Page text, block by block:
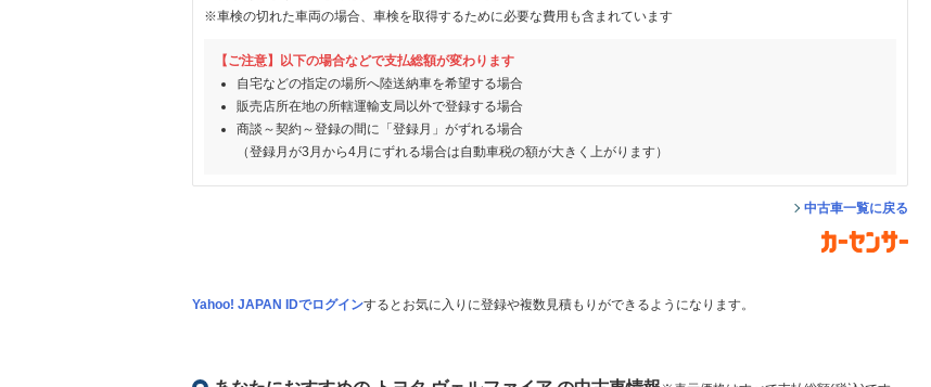
※車検の切れた車両の場合、車検を取得するために必要な費用も含まれています
【ご注意】以下の場合などで支払総額が変わります
自宅などの指定の場所へ陸送納車を希望する場合
販売店所在地の所轄運輸支局以外で登録する場合
商談～契約～登録の間に「登録月」がずれる場合
（登録月が3月から4月にずれる場合は自動車税の額が大きく上がります）
中古車一覧に戻る
Yahoo! JAPAN IDでログインするとお気に入りに登録や複数見積もりができるようになります。